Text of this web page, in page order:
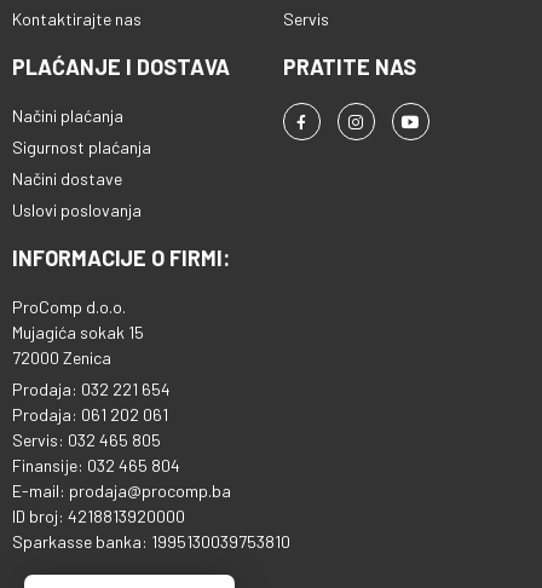
Kontaktirajte nas
Servis
PLAĆANJE I DOSTAVA
Načini plaćanja
Sigurnost plaćanja
Načini dostave
Uslovi poslovanja
PRATITE NAS
INFORMACIJE O FIRMI:
ProComp d.o.o.
Mujagića sokak 15
72000 Zenica
Prodaja: 032 221 654
Prodaja: 061 202 061
Servis: 032 465 805
Finansije: 032 465 804
E-mail: prodaja@procomp.ba
ID broj: 4218813920000
Sparkasse banka: 1995130039753810